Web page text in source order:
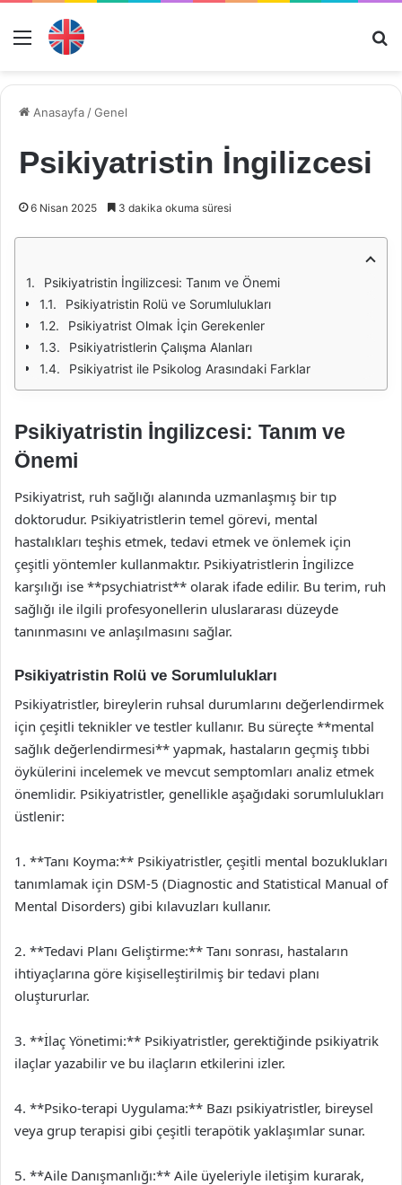
Menü
Anasayfa /Genel
Psikiyatristin İngilizcesi
6 Nisan 2025 3 dakika okuma süresi
Psikiyatristin İngilizcesi: Tanım ve Önemi
Psikiyatristin Rolü ve Sorumlulukları
Psikiyatrist Olmak İçin Gerekenler
Psikiyatristlerin Çalışma Alanları
Psikiyatrist ile Psikolog Arasındaki Farklar
Psikiyatristin İngilizcesi: Tanım ve
Önemi
Psikiyatrist, ruh sağlığı alanında uzmanlaşmış bir tıp
doktorudur. Psikiyatristlerin temel görevi, mental
hastalıkları teşhis etmek, tedavi etmek ve önlemek için
çeşitli yöntemler kullanmaktır. Psikiyatristlerin İngilizce
karşılığı ise **psychiatrist** olarak ifade edilir. Bu terim, ruh
sağlığı ile ilgili profesyonellerin uluslararası düzeyde
tanınmasını ve anlaşılmasını sağlar.
Psikiyatristin Rolü ve Sorumlulukları
Psikiyatristler, bireylerin ruhsal durumlarını değerlendirmek
için çeşitli teknikler ve testler kullanır. Bu süreçte **mental
sağlık değerlendirmesi** yapmak, hastaların geçmiş tıbbi
öykülerini incelemek ve mevcut semptomları analiz etmek
önemlidir. Psikiyatristler, genellikle aşağıdaki sorumlulukları
üstlenir:
1. **Tanı Koyma:** Psikiyatristler, çeşitli mental bozuklukları
tanımlamak için DSM-5 (Diagnostic and Statistical Manual of
Mental Disorders) gibi kılavuzları kullanır.
2. **Tedavi Planı Geliştirme:** Tanı sonrası, hastaların
ihtiyaçlarına göre kişiselleştirilmiş bir tedavi planı
oluştururlar.
3. **İlaç Yönetimi:** Psikiyatristler, gerektiğinde psikiyatrik
ilaçlar yazabilir ve bu ilaçların etkilerini izler.
4. **Psiko-terapi Uygulama:** Bazı psikiyatristler, bireysel
veya grup terapisi gibi çeşitli terapötik yaklaşımlar sunar.
5. **Aile Danışmanlığı:** Aile üyeleriyle iletişim kurarak,